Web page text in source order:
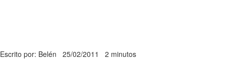
Escrito por: Belén 25/02/2011 2 minutos